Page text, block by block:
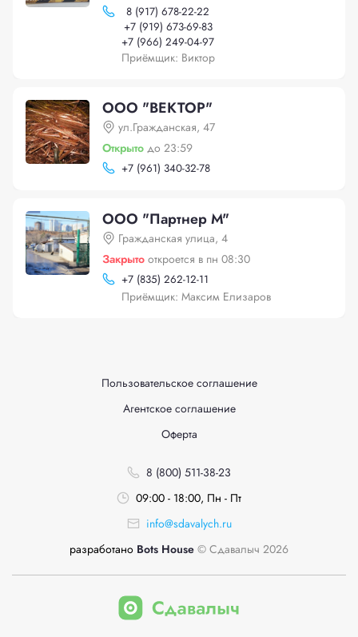
8 (917) 678-22-22
+7 (919) 673-69-83
+7 (966) 249-04-97
Приёмщик: Виктор
ООО "ВЕКТОР"
ул.Гражданская, 47
Открыто до 23:59
+7 (961) 340-32-78
ООО "Партнер М"
Гражданская улица, 4
Закрыто откроется в пн 08:30
+7 (835) 262-12-11
Приёмщик: Максим Елизаров
Пользовательское соглашение
Агентское соглашение
Оферта
8 (800) 511-38-23
09:00 - 18:00, Пн - Пт
info@sdavalych.ru
разработано Bots House © Сдавалыч 2026